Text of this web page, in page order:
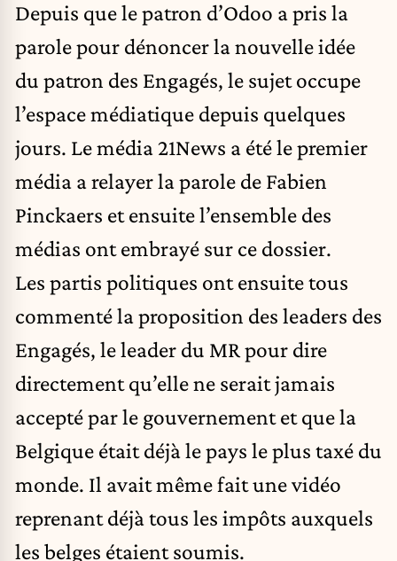
Depuis quele patron d’Odoo a pris la
parole pour dénoncer la nouvelle idée
du patron des Engagés, le sujet occupe
l’espace médiatique depuis quelques
jours. Le média 21News a été le premier
média a relayer la parole de Fabien
Pinckaers et ensuite l’ensemble des
médias ont embrayé sur ce dossier.
Les partis politiques ont ensuite tous
commenté la proposition des leaders des
Engagés, le leader du MR pour dire
directement qu’elle ne serait jamais
accepté par le gouvernement et que la
Belgique était déjà le pays le plus taxé du
monde. Il avait même fait une vidéo
reprenant déjà tous les impôts auxquels
les belges étaient soumis.